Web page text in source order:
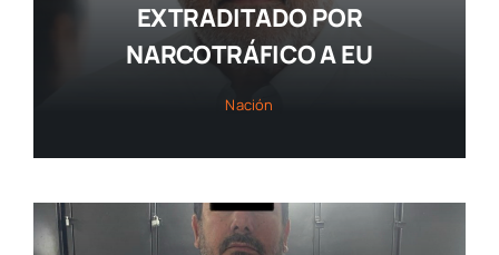
EXTRADITADO POR
NARCOTRÁFICO A EU
Nación